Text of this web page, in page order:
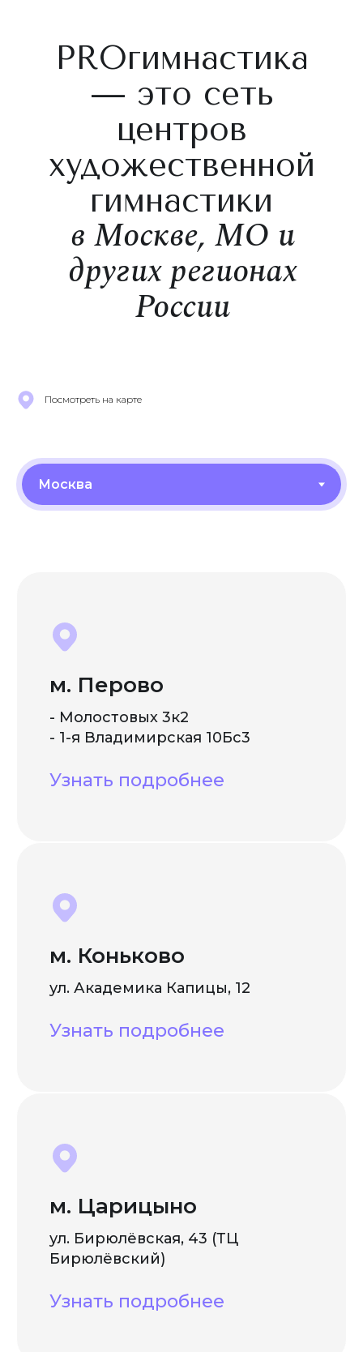
в Москве, МО и
других регионах
России
PROгимнастика
— это сеть
центров
художественной
гимнастики
Посмотреть на карте
м. Перово
- Молостовых 3к2
- 1-я Владимирская 10Бс3
Узнать подробнее
м. Коньково
ул. Академика Капицы, 12
Узнать подробнее
м. Царицыно
ул. Бирюлёвская, 43 (ТЦ
Бирюлёвский)
Узнать подробнее